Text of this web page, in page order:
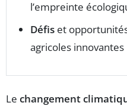
l’empreinte
Défis et
agricoles innovantes
Le changement